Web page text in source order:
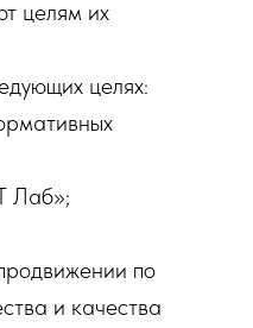
целям их
целях:
Лаб»;
по
и качества